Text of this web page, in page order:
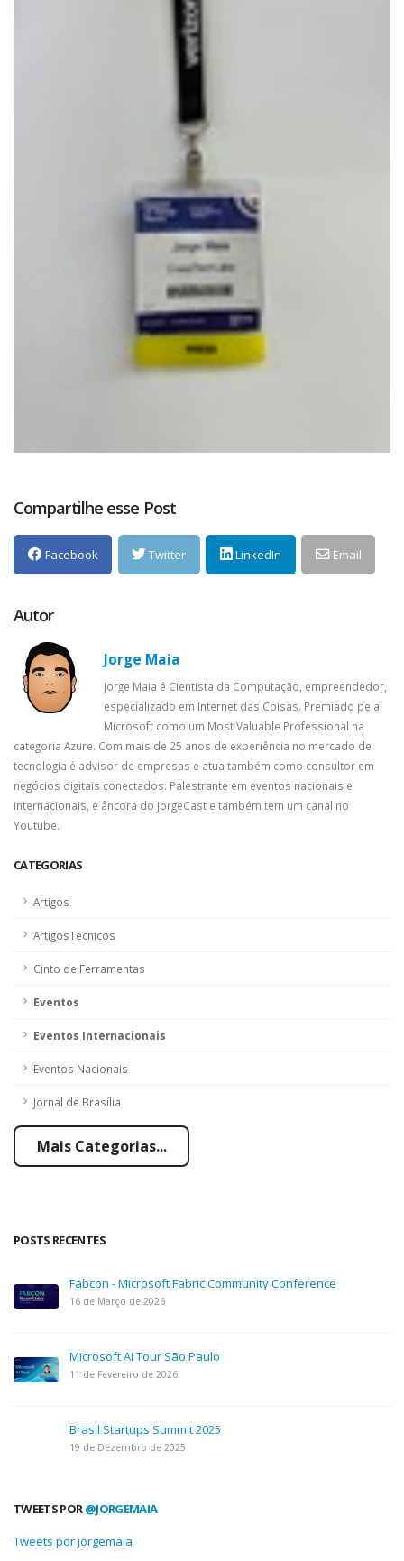
CATEGORIAS
Artigos
ArtigosTecnicos
Cinto de Ferramentas
Eventos
Eventos Internacionais
Eventos Nacionais
Jornal de Brasília
Mais Categorias...
POSTS RECENTES
Fabcon - Microsoft Fabric Community Conference
16 de Março de 2026
Microsoft AI Tour São Paulo
11 de Fevereiro de 2026
Brasil Startups Summit 2025
19 de Dezembro de 2025
TWEETS POR@JORGEMAIA
Tweets por jorgemaia
Compartilhe esse Post
Facebook Twitter LinkedIn Email
Autor
Jorge Maia
Jorge Maia é Cientista da Computação, empreendedor,
especializado em Internet das Coisas. Premiado pela
Microsoft como um Most Valuable Professional na
categoria Azure. Com mais de 25 anos de experiência no mercado de
tecnologia é advisor de empresas e atua também como consultor em
negócios digitais conectados. Palestrante em eventos nacionais e
internacionais, é âncora do JorgeCast e também tem um canal no
Youtube.